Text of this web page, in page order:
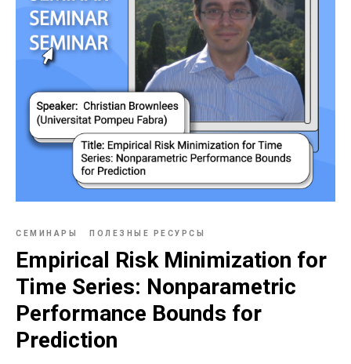
СЕМИНАРЫ ПОЛЕЗНЫЕ РЕСУРСЫ
Empirical Risk Minimization for
Time Series: Nonparametric
Performance Bounds for
Prediction